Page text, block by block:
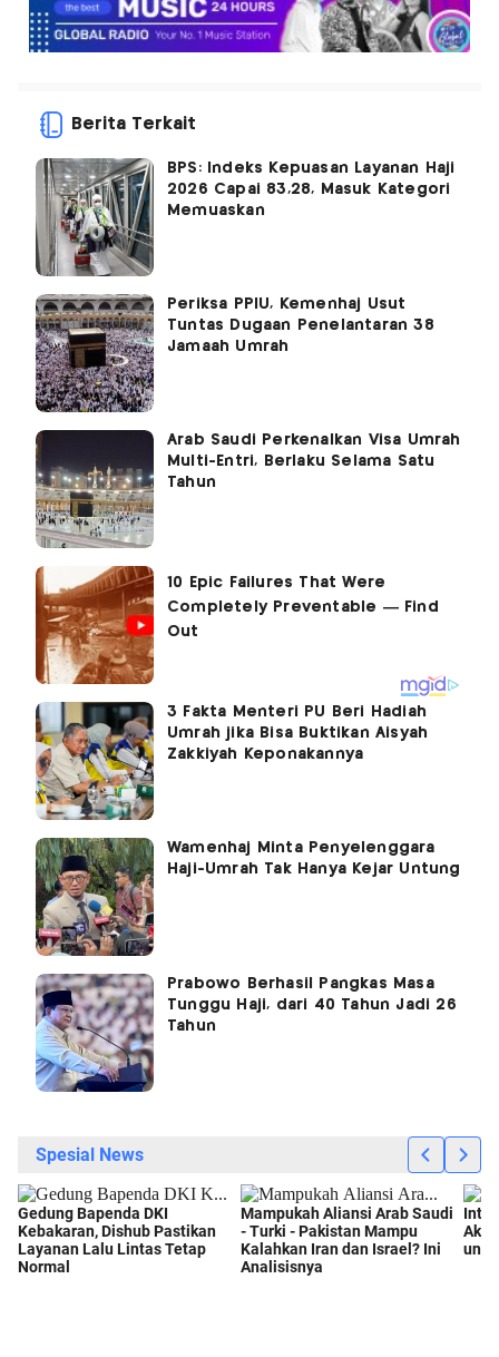
Berita Terkait
BPS: Indeks Kepuasan Layanan Haji
2026 Capai 83,28, Masuk Kategori
Memuaskan
Periksa PPIU, Kemenhaj Usut
Tuntas Dugaan Penelantaran 38
Jamaah Umrah
Arab Saudi Perkenalkan Visa Umrah
Multi-Entri, Berlaku Selama Satu
Tahun
3 Fakta Menteri PU Beri Hadiah
Umrah jika Bisa Buktikan Aisyah
Zakkiyah Keponakannya
Wamenhaj Minta Penyelenggara
Haji-Umrah Tak Hanya Kejar Untung
Prabowo Berhasil Pangkas Masa
Tunggu Haji, dari 40 Tahun Jadi 26
Tahun